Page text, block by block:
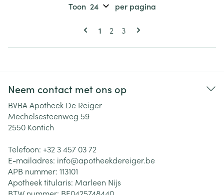
Pagina's
U lees momenteel pagina
1 Pagina
2 Pagina
3
Toon per pagina
Neem contact met ons op
BVBA Apotheek De Reiger
Mechelsesteenweg 59
2550 Kontich
Telefoon: +32 3 457 03 72
E-mailadres: info@apotheekdereiger.be
APB nummer: 113101
Apotheek titularis: Marleen Nijs